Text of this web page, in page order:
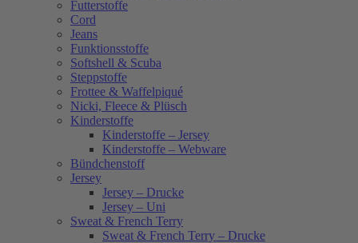
Futterstoffe
Cord
Jeans
Funktionsstoffe
Softshell & Scuba
Steppstoffe
Frottee & Waffelpiqué
Nicki, Fleece & Plüsch
Kinderstoffe
Kinderstoffe – Jersey
Kinderstoffe – Webware
Bündchenstoff
Jersey
Jersey – Drucke
Jersey – Uni
Sweat & French Terry
Sweat & French Terry – Drucke